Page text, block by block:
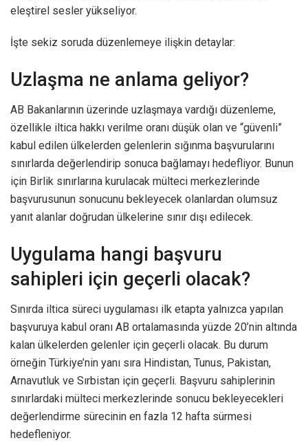
eleştirel sesler yükseliyor.
İşte sekiz soruda düzenlemeye ilişkin detaylar:
Uzlaşma ne anlama geliyor?
AB Bakanlarının üzerinde uzlaşmaya vardığı düzenleme,
özellikle iltica hakkı verilme oranı düşük olan ve “güvenli”
kabul edilen ülkelerden gelenlerin sığınma başvurularını
sınırlarda değerlendirip sonuca bağlamayı hedefliyor. Bunun
için Birlik sınırlarına kurulacak mülteci merkezlerinde
başvurusunun sonucunu bekleyecek olanlardan olumsuz
yanıt alanlar doğrudan ülkelerine sınır dışı edilecek.
Uygulama hangi başvuru
sahipleri için geçerli olacak?
Sınırda iltica süreci uygulaması ilk etapta yalnızca yapılan
başvuruya kabul oranı AB ortalamasında yüzde 20’nin altında
kalan ülkelerden gelenler için geçerli olacak. Bu durum
örneğin Türkiye’nin yanı sıra Hindistan, Tunus, Pakistan,
Arnavutluk ve Sırbistan için geçerli. Başvuru sahiplerinin
sınırlardaki mülteci merkezlerinde sonucu bekleyecekleri
değerlendirme sürecinin en fazla 12 hafta sürmesi
hedefleniyor.